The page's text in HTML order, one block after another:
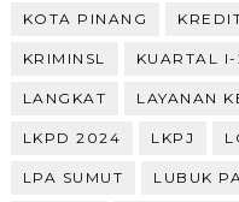
KOTA PINANG
KRIMINSL KUARTAL
LANGKAT LAYANAN
LKPD 2024 LKPJ
LPA SUMUT LUBUK